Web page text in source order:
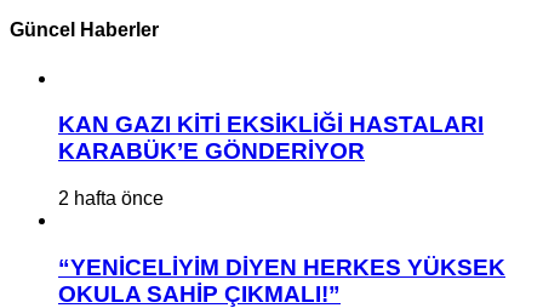
Güncel Haberler
KAN GAZI KİTİ EKSİKLİĞİ HASTALARI
KARABÜK’E GÖNDERİYOR
2 hafta önce
“YENİCELİYİM DİYEN HERKES YÜKSEK
OKULA SAHİP ÇIKMALI!”